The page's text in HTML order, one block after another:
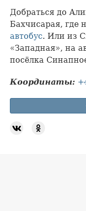
Добраться до
Бахчисарая, где
автобус. Или из
«Западная», на
посёлка
Координаты: